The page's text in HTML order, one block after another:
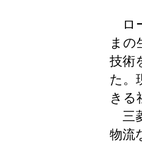
ロ
まの
技術
た。
きる
三
物流